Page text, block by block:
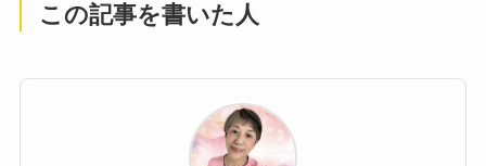
この記事を書いた人